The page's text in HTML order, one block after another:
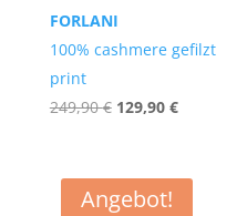
FORLANI
100% cashmere gefilzt
print
249,90€ Ursprünglicher
249,90 €
129,90 €Aktueller
Angebot!